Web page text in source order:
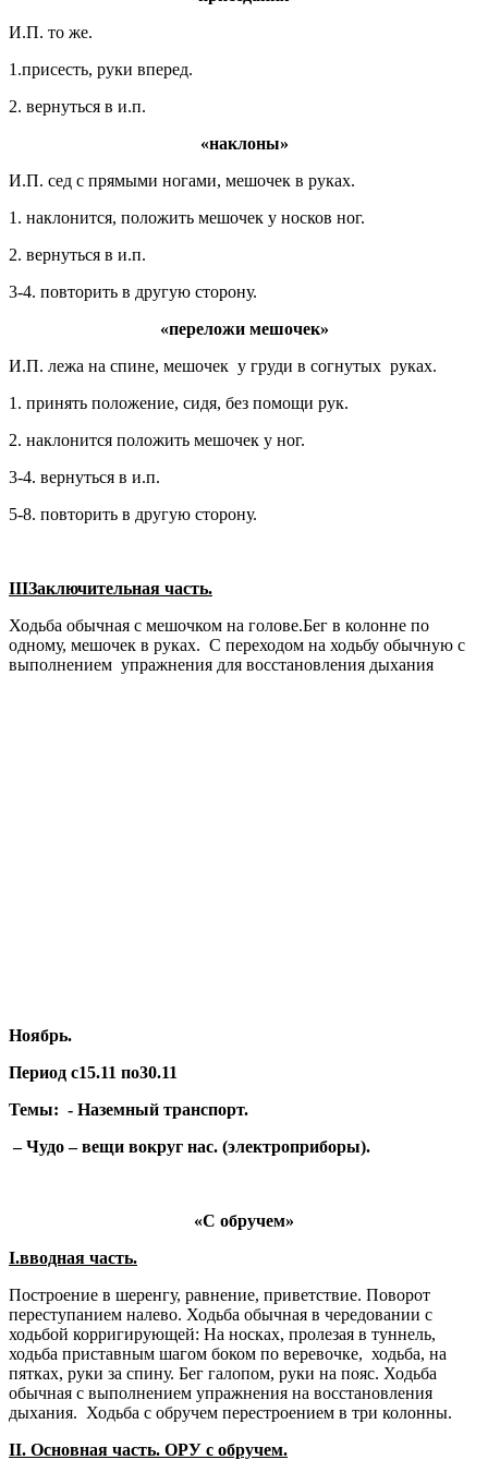
И.П. то же.
1.присесть, руки вперед.
2. вернуться в и.п.
«наклоны»
И.П. сед с прямыми ногами, мешочек в руках.
1. наклонится, положить мешочек у носков ног.
2. вернуться в и.п.
3-4. повторить в другую сторону.
«переложи мешочек»
И.П. лежа на спине, мешочек у груди в согнутых руках.
1. принять положение, сидя, без помощи рук.
2. наклонится положить мешочек у ног.
3-4. вернуться в и.п.
5-8. повторить в другую сторону.
IIIЗаключительная часть.
Ходьба обычная с мешочком на голове.Бег в колонне по
одному, мешочек в руках. С переходом на ходьбу обычную с
выполнением упражнения для восстановления дыхания
Ноябрь.
Период с15.11 по30.11
Темы: - Наземный транспорт.
– Чудо – вещи вокруг нас. (электроприборы).
«С обручем»
I.вводная часть.
Построение в шеренгу, равнение, приветствие. Поворот
переступанием налево. Ходьба обычная в чередовании с
ходьбой корригирующей: На носках, пролезая в туннель,
ходьба приставным шагом боком по веревочке, ходьба, на
пятках, руки за спину. Бег галопом, руки на пояс. Ходьба
обычная с выполнением упражнения на восстановления
дыхания. Ходьба с обручем перестроением в три колонны.
II. Основная часть. ОРУ с обручем.